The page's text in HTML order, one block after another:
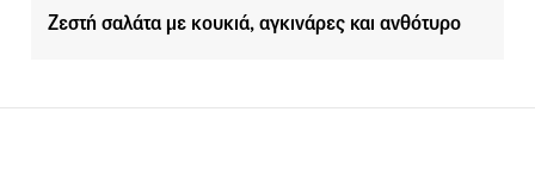
Ζεστή σαλάτα με κουκιά, αγκινάρες και ανθότυρο